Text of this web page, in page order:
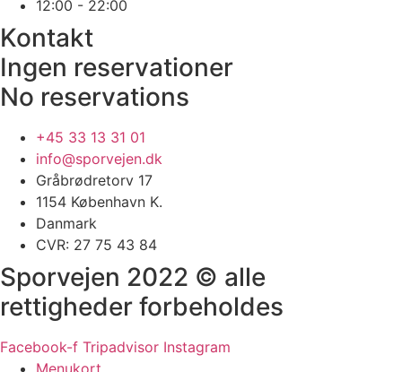
12:00 - 22:00
Kontakt
Ingen reservationer
No reservations
+45 33 13 31 01
info@sporvejen.dk
Gråbrødretorv 17
1154 København K.
Danmark
CVR: 27 75 43 84
Sporvejen 2022 © alle
rettigheder forbeholdes
Facebook-f Tripadvisor Instagram